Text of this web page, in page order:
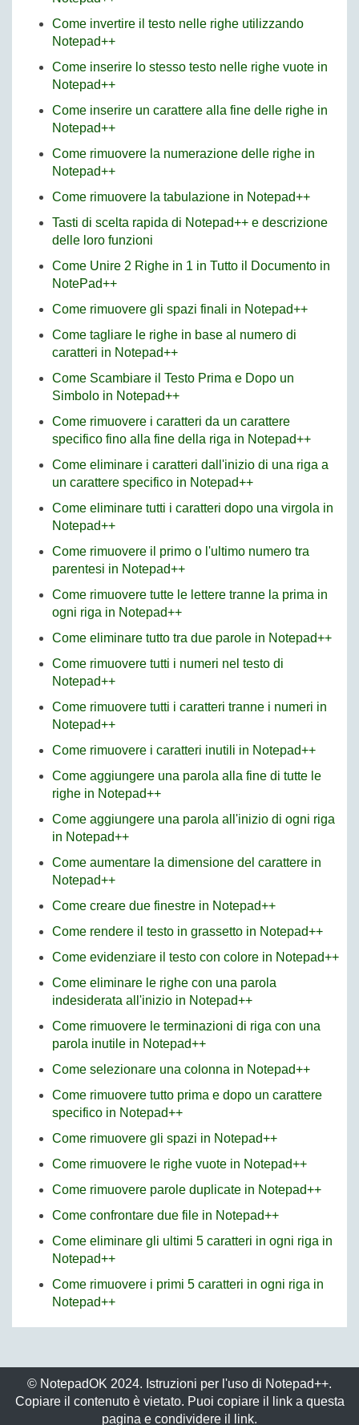
Come invertire il testo nelle righe utilizzando
Notepad++
Come inserire lo stesso testo nelle righe vuote in
Notepad++
Come inserire un carattere alla fine delle righe in
Notepad++
Come rimuovere la numerazione delle righe in
Notepad++
Come rimuovere la tabulazione in Notepad++
Tasti di scelta rapida di Notepad++ e descrizione
delle loro funzioni
Come Unire 2 Righe in 1 in Tutto il Documento in
NotePad++
Come rimuovere gli spazi finali in Notepad++
Come tagliare le righe in base al numero di
caratteri in Notepad++
Come Scambiare il Testo Prima e Dopo un
Simbolo in Notepad++
Come rimuovere i caratteri da un carattere
specifico fino alla fine della riga in Notepad++
Come eliminare i caratteri dall'inizio di una riga a
un carattere specifico in Notepad++
Come eliminare tutti i caratteri dopo una virgola in
Notepad++
Come rimuovere il primo o l'ultimo numero tra
parentesi in Notepad++
Come rimuovere tutte le lettere tranne la prima in
ogni riga in Notepad++
Come eliminare tutto tra due parole in Notepad++
Come rimuovere tutti i numeri nel testo di
Notepad++
Come rimuovere tutti i caratteri tranne i numeri in
Notepad++
Come rimuovere i caratteri inutili in Notepad++
Come aggiungere una parola alla fine di tutte le
righe in Notepad++
Come aggiungere una parola all'inizio di ogni riga
in Notepad++
Come aumentare la dimensione del carattere in
Notepad++
Come creare due finestre in Notepad++
Come rendere il testo in grassetto in Notepad++
Come evidenziare il testo con colore in Notepad++
Come eliminare le righe con una parola
indesiderata all'inizio in Notepad++
Come rimuovere le terminazioni di riga con una
parola inutile in Notepad++
Come selezionare una colonna in Notepad++
Come rimuovere tutto prima e dopo un carattere
specifico in Notepad++
Come rimuovere gli spazi in Notepad++
Come rimuovere le righe vuote in Notepad++
Come rimuovere parole duplicate in Notepad++
Come confrontare due file in Notepad++
Come eliminare gli ultimi 5 caratteri in ogni riga in
Notepad++
Come rimuovere i primi 5 caratteri in ogni riga in
Notepad++
© NotepadOK 2024. Istruzioni per l'uso di Notepad++.
Copiare il contenuto è vietato. Puoi copiare il link a questa
pagina e condividere il link.